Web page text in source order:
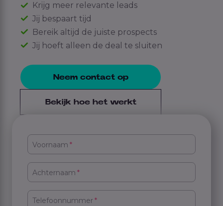
Krijg meer relevante leads
Jij bespaart tijd
Bereik altijd de juiste prospects
Jij hoeft alleen de deal te sluiten
Neem contact op
Bekijk hoe het werkt
Voornaam *
Achternaam *
Telefoonnummer*